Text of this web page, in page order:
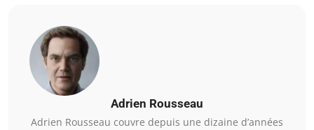
Adrien Rousseau
Adrien Rousseau couvre depuis une dizaine d’années